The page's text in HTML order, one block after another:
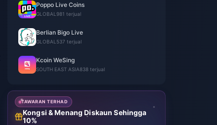
Poppo Live Coins
GLOBAL 981 terjual
Berlian Bigo Live
GLOBAL 537 terjual
Kcoin WeSing
SOUTH EAST ASIA838 terjual
TAWARAN TERHAD
Kongsi & Menang Diskaun Sehingga
10%